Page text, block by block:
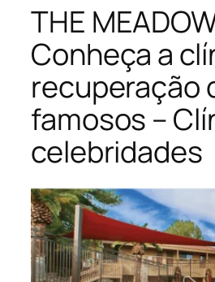
THE
Conheça a
recuperação
famosos –
celebridades